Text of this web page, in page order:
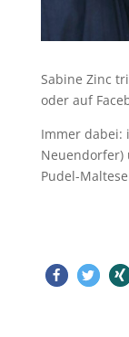
Sabine Zinc
oder auf
Immer dabei:
Neuendorfer)
Pudel-